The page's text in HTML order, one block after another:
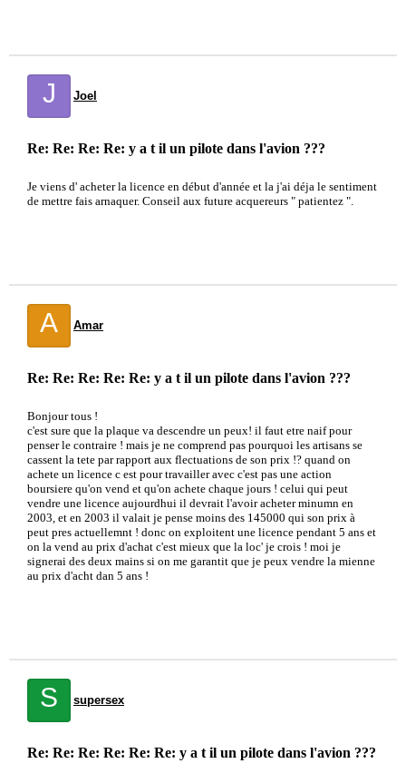
J Joel
Re: Re: Re: Re: y a t il un pilote dans l'avion ???
Je viens d' acheter la licence en début d'année et la j'ai déja le sentiment
de mettre fais arnaquer. Conseil aux future acquereurs " patientez ".
A Amar
Re: Re: Re: Re: Re: y a t il un pilote dans l'avion ???
Bonjour tous !
c'est sure que la plaque va descendre un peux! il faut etre naif pour
penser le contraire ! mais je ne comprend pas pourquoi les artisans se
cassent la tete par rapport aux flectuations de son prix !? quand on
achete un licence c est pour travailler avec c'est pas une action
boursiere qu'on vend et qu'on achete chaque jours ! celui qui peut
vendre une licence aujourdhui il devrait l'avoir acheter minumn en
2003, et en 2003 il valait je pense moins des 145000 qui son prix à
peut pres actuellemnt ! donc on exploitent une licence pendant 5 ans et
on la vend au prix d'achat c'est mieux que la loc' je crois ! moi je
signerai des deux mains si on me garantit que je peux vendre la mienne
au prix d'acht dan 5 ans !
S supersex
Re: Re: Re: Re: Re: Re: y a t il un pilote dans l'avion ???